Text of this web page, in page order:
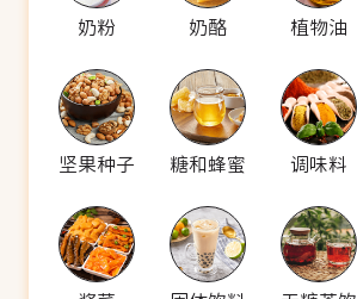
奶粉 奶酪 植物油
坚果种子 糖和蜂蜜 调味料